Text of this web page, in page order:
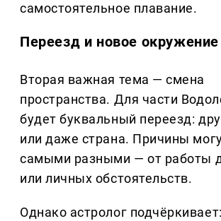
самостоятельное плавание.
Переезд и новое окружение
Вторая важная тема — смена
пространства. Для части
будет буквальный переезд:
или даже страна. Причины
самыми разными — от работы
или личных обстоятельств.
Однако астролог